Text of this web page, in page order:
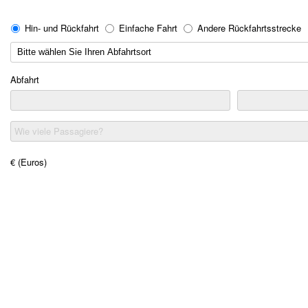
Hin- und Rückfahrt Einfache Fahrt Andere Rückfahrtsstrecke
Abfahrt
Wie viele Passagiere?
€ (Euros)